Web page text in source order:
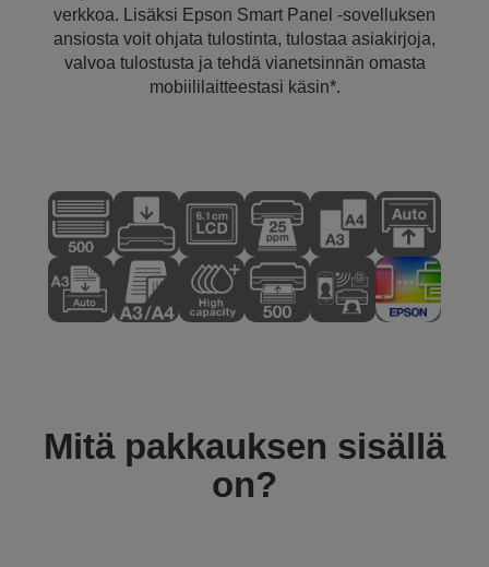
verkkoa. Lisäksi Epson Smart Panel -sovelluksen
ansiosta voit ohjata tulostinta, tulostaa asiakirjoja,
valvoa tulostusta ja tehdä vianetsinnän omasta
mobiililaitteestasi käsin*.
Mitä pakkauksen sisällä
on?